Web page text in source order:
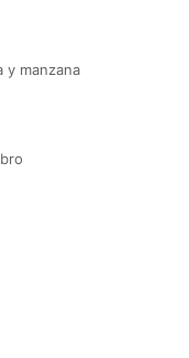
y manzana